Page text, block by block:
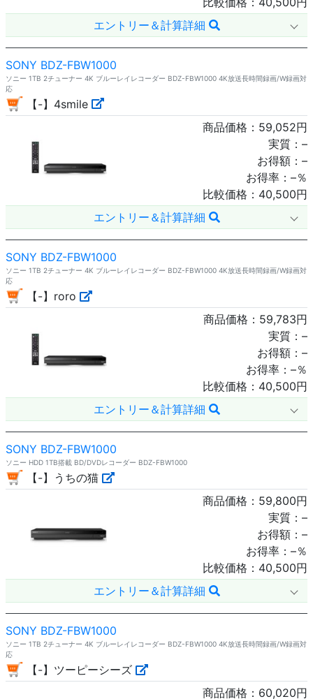
エントリー＆計算詳細
SONY BDZ-FBW1000
ソニー 1TB 2チューナー 4K ブルーレイレコーダー BDZ-FBW1000 4K放送長時間録画/W録画対
応
【-】4smile
商品価格： 59,052円
実質： –
お得額： –
お得率： –％
比較価格： 40,500円
エントリー＆計算詳細
SONY BDZ-FBW1000
ソニー 1TB 2チューナー 4K ブルーレイレコーダー BDZ-FBW1000 4K放送長時間録画/W録画対
応
【-】roro
商品価格： 59,783円
実質： –
お得額： –
お得率： –％
比較価格： 40,500円
エントリー＆計算詳細
SONY BDZ-FBW1000
ソニー HDD 1TB搭載 BD/DVDレコーダー BDZ-FBW1000
【-】うちの猫
商品価格： 59,800円
実質： –
お得額： –
お得率： –％
比較価格： 40,500円
エントリー＆計算詳細
SONY BDZ-FBW1000
ソニー 1TB 2チューナー 4K ブルーレイレコーダー BDZ-FBW1000 4K放送長時間録画/W録画対
応
【-】ツーピーシーズ
商品価格： 60,020円